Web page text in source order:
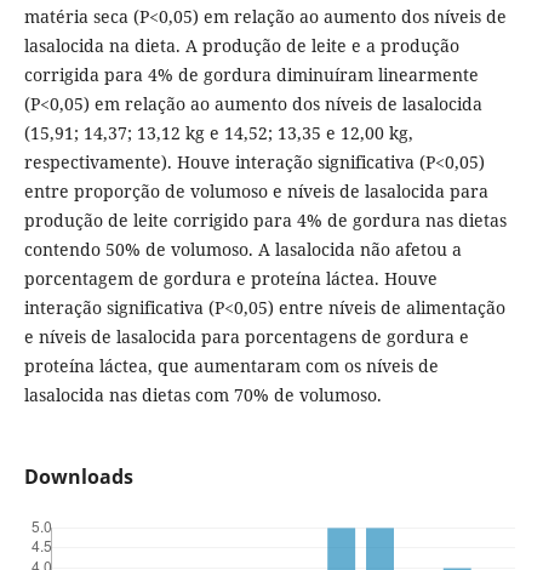
matéria seca (P<0,05) em relação ao aumento dos níveis de
lasalocida na dieta. A produção de leite e a produção
corrigida para 4% de gordura diminuíram linearmente
(P<0,05) em relação ao aumento dos níveis de lasalocida
(15,91; 14,37; 13,12 kg e 14,52; 13,35 e 12,00 kg,
respectivamente). Houve interação significativa (P<0,05)
entre proporção de volumoso e níveis de lasalocida para
produção de leite corrigido para 4% de gordura nas dietas
contendo 50% de volumoso. A lasalocida não afetou a
porcentagem de gordura e proteína láctea. Houve
interação significativa (P<0,05) entre níveis de alimentação
e níveis de lasalocida para porcentagens de gordura e
proteína láctea, que aumentaram com os níveis de
lasalocida nas dietas com 70% de volumoso.
Downloads